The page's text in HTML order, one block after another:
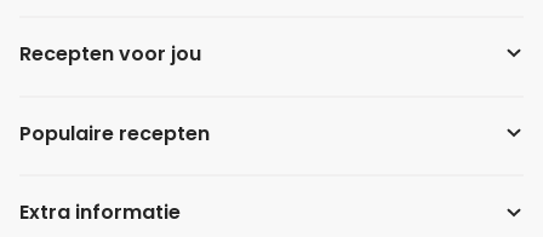
Recepten voor jou
Populaire recepten
Extra informatie